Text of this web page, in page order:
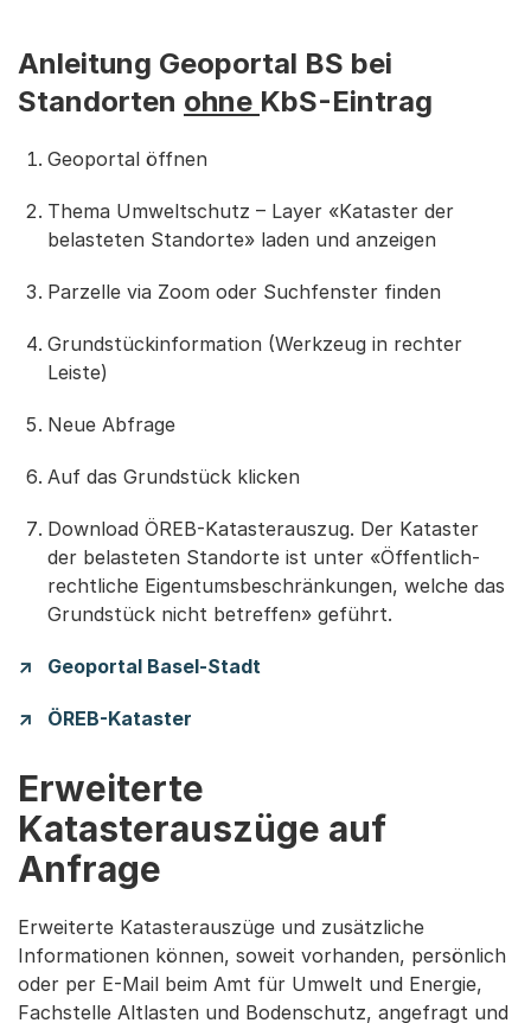
Anleitung Geoportal BS bei
Standorten ohne KbS-Eintrag
Geoportal öffnen
Thema Umweltschutz – Layer «Kataster der
belasteten Standorte» laden und anzeigen
Parzelle via Zoom oder Suchfenster finden
Grundstückinformation (Werkzeug in rechter
Leiste)
Neue Abfrage
Auf das Grundstück klicken
Download ÖREB-Katasterauszug. Der Kataster
der belasteten Standorte ist unter «Öffentlich-
rechtliche Eigentumsbeschränkungen, welche das
Grundstück nicht betreffen» geführt.
Geoportal Basel-Stadt
ÖREB-Kataster
Erweiterte
Katasterauszüge auf
Anfrage
Erweiterte Katasterauszüge und zusätzliche
Informationen können, soweit vorhanden, persönlich
oder per E-Mail beim Amt für Umwelt und Energie,
Fachstelle Altlasten und Bodenschutz, angefragt und